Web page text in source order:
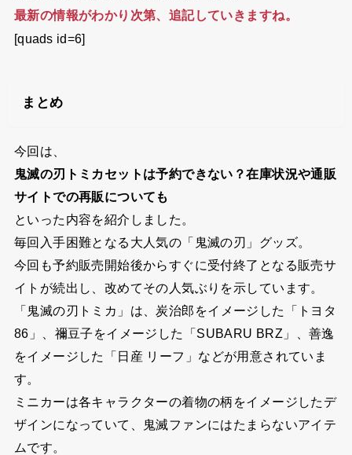
最新の情報がわかり次第、追記していきますね。
[quads id=6]
まとめ
今回は、
鬼滅の刃トミカセットは予約できない？在庫状況や通販
サイトでの再販についても
といった内容を紹介しました。
毎回入手困難となる大人気の「鬼滅の刃」グッズ。
今回も予約販売開始後からすぐに受付終了となる販売サ
イトが続出し、改めてその人気ぶりを示しています。
「鬼滅の刃トミカ」は、 炭治郎をイメージした「トヨタ
86」
禰豆子をイメージした「SUBARU BRZ」 、善逸
をイメージした「日産 リーフ」 などが用意されていま
す。
ミニカーは各キャラクターの着物の柄をイメージしたデ
ザインになっていて、鬼滅ファンにはたまらないアイテ
ムです。